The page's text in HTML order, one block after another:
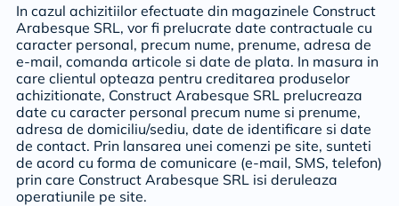
In cazul achizitiilor efectuate din magazinele Construct
Arabesque SRL, vor fi prelucrate date contractuale cu
caracter personal, precum nume, prenume, adresa de
e-mail, comanda articole si date de plata. In masura in
care clientul opteaza pentru creditarea produselor
achizitionate, Construct Arabesque SRL prelucreaza
date cu caracter personal precum nume si prenume,
adresa de domiciliu/sediu, date de identificare si date
de contact. Prin lansarea unei comenzi pe site, sunteti
de acord cu forma de comunicare (e-mail, SMS, telefon)
prin care Construct Arabesque SRL isi deruleaza
operatiunile pe site.